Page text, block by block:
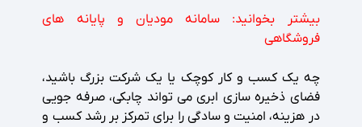
بیشتر بخوانید: سامانه مودیان و پایانه های
فروشگاهی
چه یک کسب و کار کوچک یا یک شرکت بزرگ باشید،
فضای ذخیره سازی ابری می تواند چابکی، صرفه جویی
در هزینه، امنیت و سادگی را برای تمرکز بر رشد کسب و